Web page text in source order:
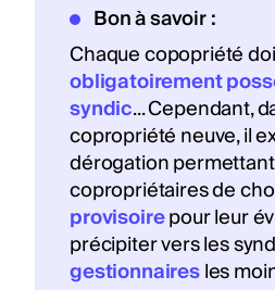
Bon à savoir :
Chaque copopriété
obligatoirement
syndic... Cependant,
copropriété neuve, il
dérogation
copropriétaires de
provisoirepour leur
précipiter vers les
gestionnairesles